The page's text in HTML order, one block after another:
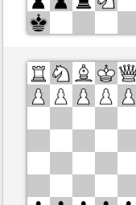
Wit
Anonymous
Zwart
joske (1668)